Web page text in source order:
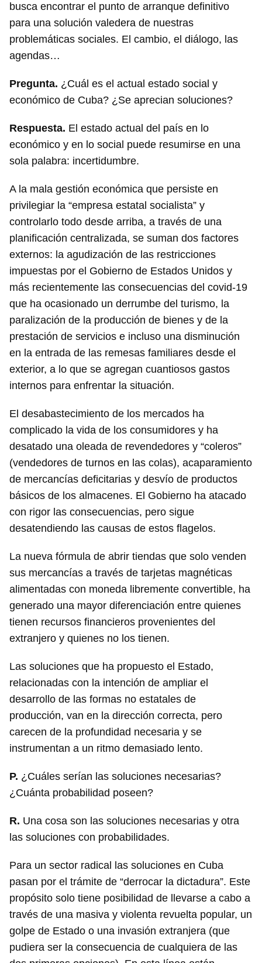
busca encontrar el punto de arranque definitivo
para una solución valedera de nuestras
problemáticas sociales. El cambio, el diálogo, las
agendas…
Pregunta. ¿Cuál es el actual estado social y
económico de Cuba? ¿Se aprecian soluciones?
Respuesta. El estado actual del país en lo
económico y en lo social puede resumirse en una
sola palabra: incertidumbre.
A la mala gestión económica que persiste en
privilegiar la “empresa estatal socialista” y
controlarlo todo desde arriba, a través de una
planificación centralizada, se suman dos factores
externos: la agudización de las restricciones
impuestas por el Gobierno de Estados Unidos y
más recientemente las consecuencias del covid-19
que ha ocasionado un derrumbe del turismo, la
paralización de la producción de bienes y de la
prestación de servicios e incluso una disminución
en la entrada de las remesas familiares desde el
exterior, a lo que se agregan cuantiosos gastos
internos para enfrentar la situación.
El desabastecimiento de los mercados ha
complicado la vida de los consumidores y ha
desatado una oleada de revendedores y “coleros”
(vendedores de turnos en las colas), acaparamiento
de mercancías deficitarias y desvío de productos
básicos de los almacenes. El Gobierno ha atacado
con rigor las consecuencias, pero sigue
desatendiendo las causas de estos flagelos.
La nueva fórmula de abrir tiendas que solo venden
sus mercancías a través de tarjetas magnéticas
alimentadas con moneda libremente convertible, ha
generado una mayor diferenciación entre quienes
tienen recursos financieros provenientes del
extranjero y quienes no los tienen.
Las soluciones que ha propuesto el Estado,
relacionadas con la intención de ampliar el
desarrollo de las formas no estatales de
producción, van en la dirección correcta, pero
carecen de la profundidad necesaria y se
instrumentan a un ritmo demasiado lento.
P. ¿Cuáles serían las soluciones necesarias?
¿Cuánta probabilidad poseen?
R. Una cosa son las soluciones necesarias y otra
las soluciones con probabilidades.
Para un sector radical las soluciones en Cuba
pasan por el trámite de “derrocar la dictadura”. Este
propósito solo tiene posibilidad de llevarse a cabo a
través de una masiva y violenta revuelta popular, un
golpe de Estado o una invasión extranjera (que
pudiera ser la consecuencia de cualquiera de las